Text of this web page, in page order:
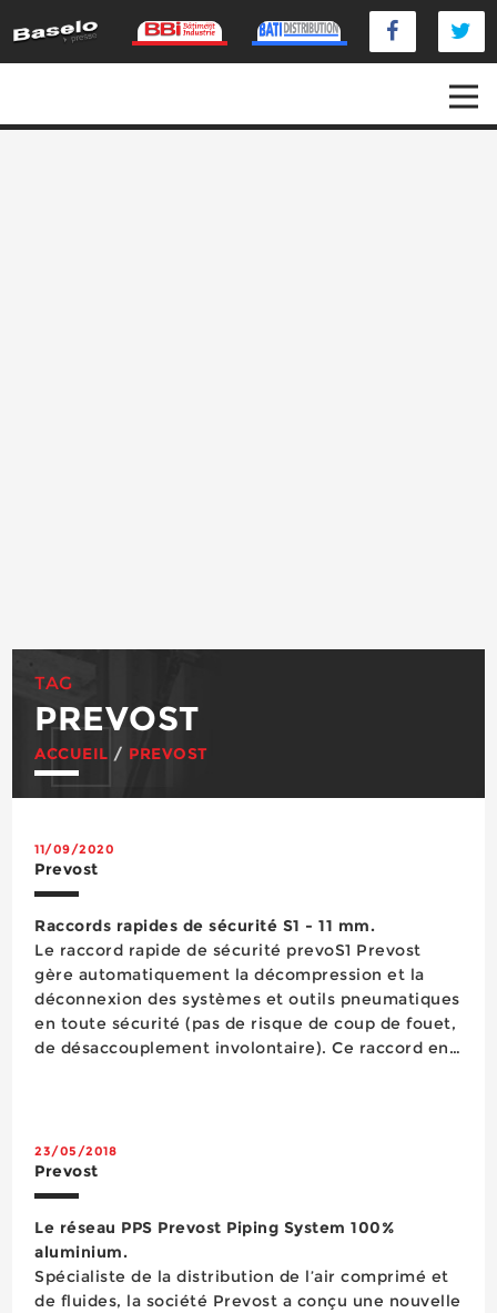
TAG
PREVOST
ACCUEIL / PREVOST
11/09/2020
Prevost
Raccords rapides de sécurité S1 - 11 mm.
Le raccord rapide de sécurité prevoS1 Prevost
gère automatiquement la décompression et la
déconnexion des systèmes et outils pneumatiques
en toute sécurité (pas de risque de coup de fouet,
de désaccouplement involontaire). Ce raccord en
23/05/2018
Prevost
Le réseau PPS Prevost Piping System 100%
aluminium.
Spécialiste de la distribution de l’air comprimé et
de fluides, la société Prevost a conçu une nouvelle